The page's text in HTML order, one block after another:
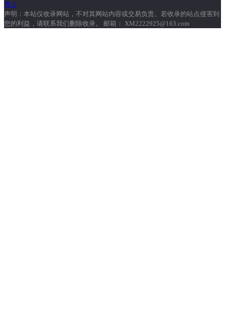
号-2
声明：本站仅收录网站，不对其网站内容或交易负责。若收录的站点侵害到
您的利益，请联系我们删除收录。 邮箱： XM2222925@163.com